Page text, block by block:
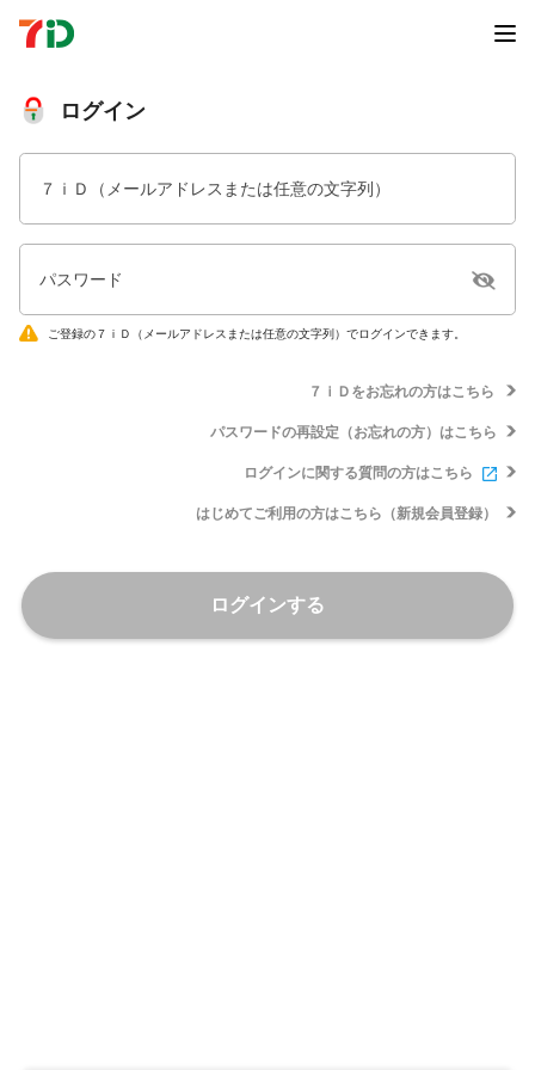
ログイン
７ｉＤ（メールアドレスまたは任意の文字列）
パスワード
ご登録の７ｉＤ（メールアドレスまたは任意の文字列）でログインできます。
７ｉＤをお忘れの方はこちら
パスワードの再設定（お忘れの方）はこちら
ログインに関する質問の方はこちら
はじめてご利用の方はこちら（新規会員登録）
ログインする